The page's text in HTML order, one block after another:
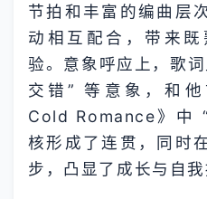
节拍和丰富的编曲层
动相互配合，带来
验。意象呼应上，歌
交错” 等意象，和
Cold Romance》中
核形成了连贯，同时
步，凸显了成长与自我